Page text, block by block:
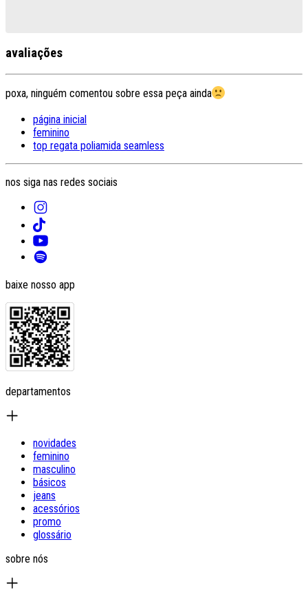
avaliações
poxa, ninguém comentou sobre essa peça ainda
página inicial
feminino
top regata poliamida seamless
nos siga nas redes sociais
baixe nosso app
departamentos
novidades
feminino
masculino
básicos
jeans
acessórios
promo
glossário
sobre nós